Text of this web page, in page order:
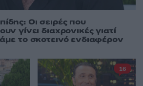
Οι σειρές που
γίνει διαχρονικές γιατί
το σκοτεινό ενδιαφέρον
16